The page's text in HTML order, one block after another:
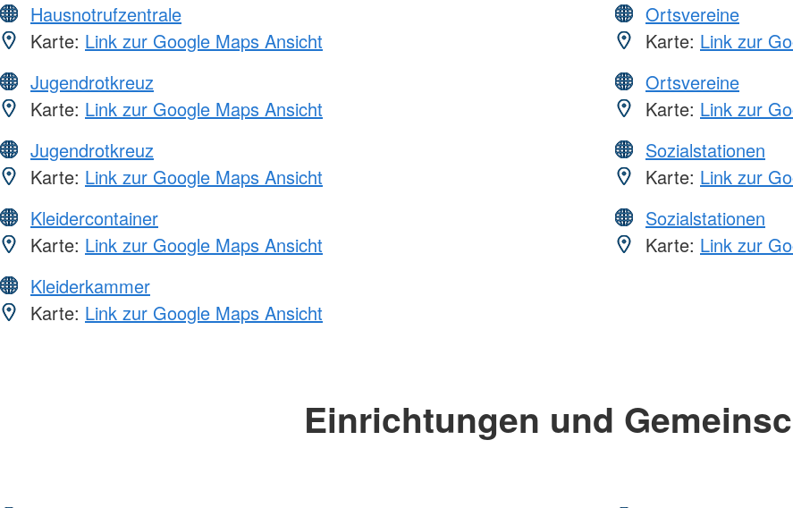
Hausnotrufzentrale
Karte: Link zur Google Maps Ansicht
Jugendrotkreuz
Karte: Link zur Google Maps Ansicht
Jugendrotkreuz
Karte: Link zur Google Maps Ansicht
Kleidercontainer
Karte: Link zur Google Maps Ansicht
Kleiderkammer
Karte: Link zur Google Maps Ansicht
Ortsvereine
Karte: Link zur
Ortsvereine
Karte: Link zur
Sozialstationen
Karte: Link zur
Sozialstationen
Karte: Link zur
Einrichtungen und